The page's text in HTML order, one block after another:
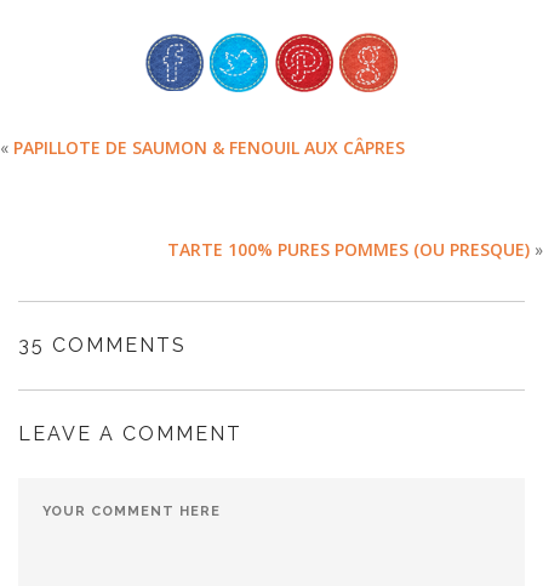
« PAPILLOTE DE SAUMON & FENOUIL AUX CÂPRES
TARTE 100% PURES POMMES (OU PRESQUE) »
35 COMMENTS
LEAVE A COMMENT